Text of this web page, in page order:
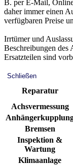
B. per E-Mail,
daher immer einen
verfügbaren Preise
Irrtümer und
Beschreibungen des
Ersatzteilen sind
Schließen
Reparatur
Achsvermessung
Bremsen
Inspektion &
Wartung
Klimaanlage